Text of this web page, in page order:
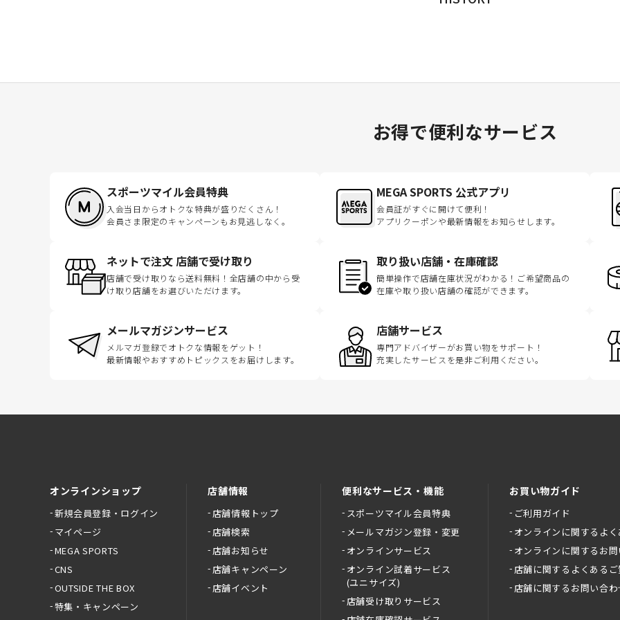
お得で便利なサービス
スポーツマイル会員特典
入会当日からオトクな特典が盛りだくさん！
会員さま限定のキャンペーンもお見逃しなく。
MEGA SPORTS 公式アプリ
会員証がすぐに開けて便利！
アプリクーポンや最新情報をお知らせします。
ネットで注文 店舗で受け取り
店舗で受け取りなら送料無料！全店舗の中から受
け取り店舗をお選びいただけます。
取り扱い店舗・在庫確認
簡単操作で店舗在庫状況がわかる！ご希望商品の
在庫や取り扱い店舗の確認ができます。
メールマガジンサービス
メルマガ登録でオトクな情報をゲット！
最新情報やおすすめトピックスをお届けします。
店舗サービス
専門アドバイザーがお買い物をサポート！
充実したサービスを是非ご利用ください。
オンラインショップ
新規会員登録・ログイン
マイページ
MEGA SPORTS
CNS
OUTSIDE THE BOX
特集・キャンペーン
店舗情報
店舗情報トップ
店舗検索
店舗お知らせ
店舗キャンペーン
店舗イベント
便利なサービス・機能
スポーツマイル会員特典
メールマガジン登録・変更
オンラインサービス
オンライン試着サービス
(ユニサイズ)
店舗受け取りサービス
お買い物ガイド
ご利用ガイド
オンラインに関するよ
オンラインに関するお
店舗に関するよくある
店舗に関するお問い合